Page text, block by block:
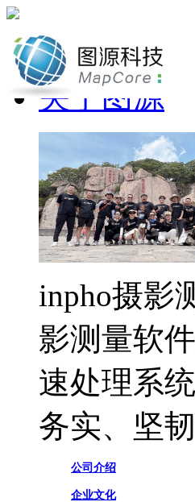
网站首页
关于图源
inpho摄影
影测量软
速处理系
务实、坚
公司介绍
企业文化